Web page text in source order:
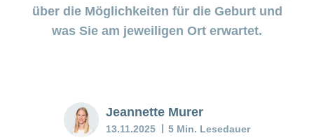
Babyblues:
Was tun?
über die Möglichkeiten für die Geburt und
was Sie am jeweiligen Ort erwartet.
Jeannette Murer
13.11.2025 5 Min. Lesedauer